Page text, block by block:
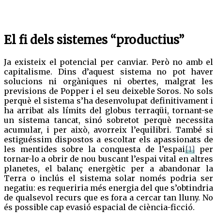
El fi dels sistemes “productius”
Ja existeix el potencial per canviar. Però no amb el
capitalisme. Dins d’aquest sistema no pot haver
solucions ni orgàniques ni obertes, malgrat les
previsions de Popper i el seu deixeble Soros. No sols
perquè el sistema s’ha desenvolupat definitivament i
ha arribat als límits del globus terraqüi, tornant-se
un sistema tancat, sinó sobretot perquè necessita
acumular, i per això, avorreix l’equilibri. També si
estiguéssim dispostos a escoltar els apassionats de
les mentides sobre la conquesta de l’espai[1] per
tornar-lo a obrir de nou buscant l’espai vital en altres
planetes, el balanç energètic per a abandonar la
Terra o inclús el sistema solar només podria ser
negatiu: es requeriria més energia del que s’obtindria
de qualsevol recurs que es fora a cercar tan lluny. No
és possible cap evasió espacial de ciència-ficció.